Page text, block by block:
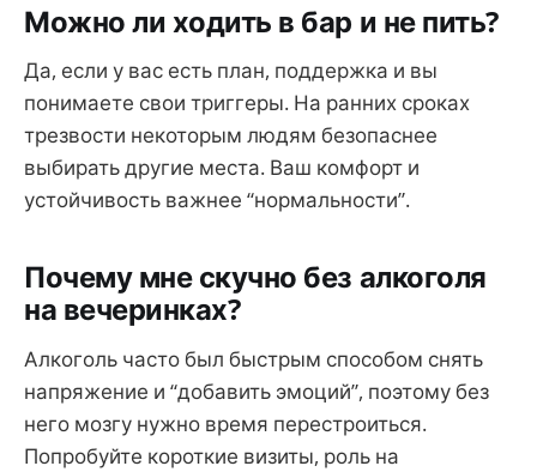
Можно ли ходить в бар и не пить?
Да, если у вас есть план, поддержка и вы
понимаете свои триггеры. На ранних сроках
трезвости некоторым людям безопаснее
выбирать другие места. Ваш комфорт и
устойчивость важнее “нормальности”.
Почему мне скучно без алкоголя
на вечеринках?
Алкоголь часто был быстрым способом снять
напряжение и “добавить эмоций”, поэтому без
него мозгу нужно время перестроиться.
Попробуйте короткие визиты, роль на